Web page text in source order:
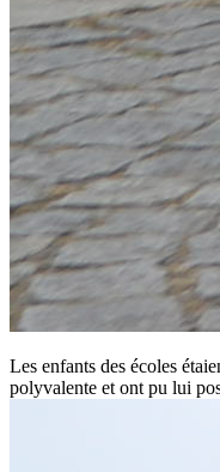
Les enfants des écoles
polyvalente et ont pu lui